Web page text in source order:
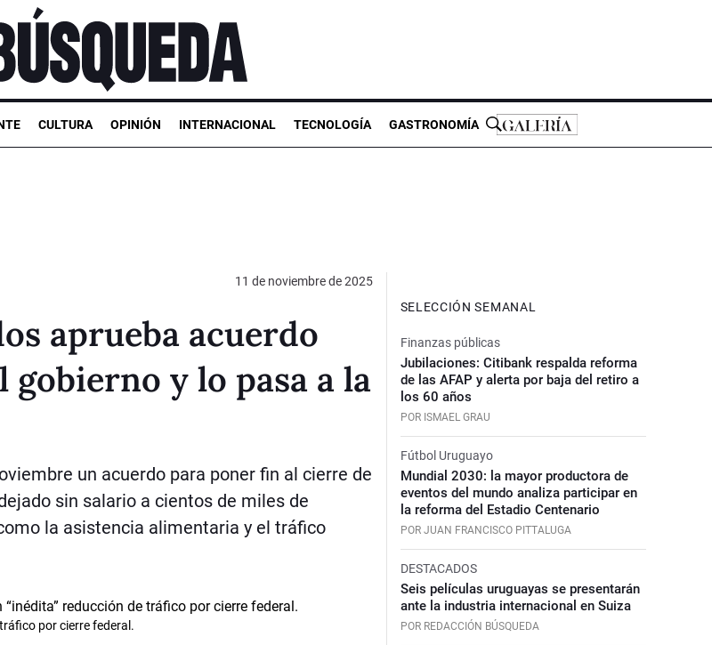
CULTURA OPINIÓN INTERNACIONAL TECNOLOGÍA GASTRONOMÍA
11 de noviembre de 2025
aprueba acuerdo
y lo pasa a la
un acuerdo para poner fin al cierre de
sin salario a cientos de miles de
la asistencia alimentaria y el tráfico
por cierre federal.
SELECCIÓN SEMANAL
Finanzas públicas
Jubilaciones: Citibank respalda reforma
de las AFAP y alerta por baja del retiro a
los 60 años
POR ISMAEL GRAU
Fútbol Uruguayo
Mundial 2030: la mayor productora de
eventos del mundo analiza participar en
la reforma del Estadio Centenario
POR JUAN FRANCISCO PITTALUGA
DESTACADOS
Seis películas uruguayas se presentarán
ante la industria internacional en Suiza
POR REDACCIÓN BÚSQUEDA